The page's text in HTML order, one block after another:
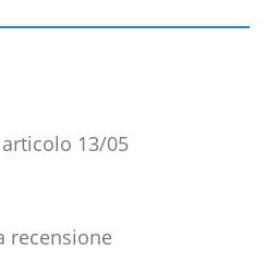
13/05
recensione